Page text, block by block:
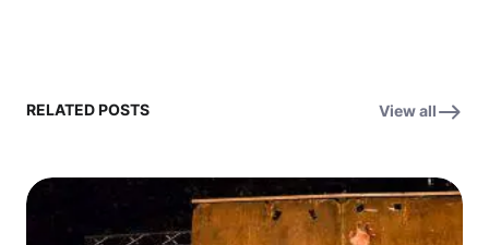
RELATED POSTS View all